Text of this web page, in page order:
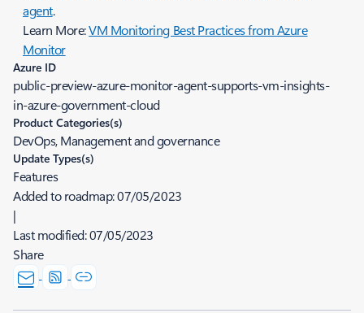
agent.
Learn More:VM Monitoring Best Practices from Azure
Monitor
Azure ID
public-preview-azure-monitor-agent-supports-vm-insights-
in-azure-government-cloud
Product Categories(s)
DevOps, Management and governance
Update Types(s)
Features
Added to roadmap:07/05/2023
|
Last modified:07/05/2023
Share